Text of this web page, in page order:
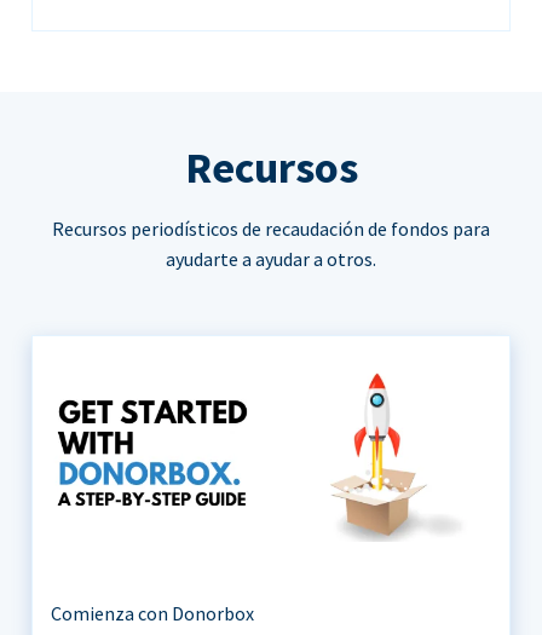
Recursos
Recursos periodísticos de recaudación de fondos para
ayudarte a ayudar a otros.
Comienza con Donorbox